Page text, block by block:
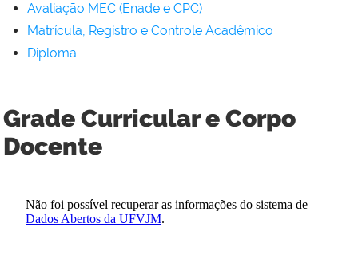
Avaliação MEC (Enade e CPC)
Matrícula, Registro e Controle Acadêmico
Diploma
Grade Curricular e Corpo
Docente